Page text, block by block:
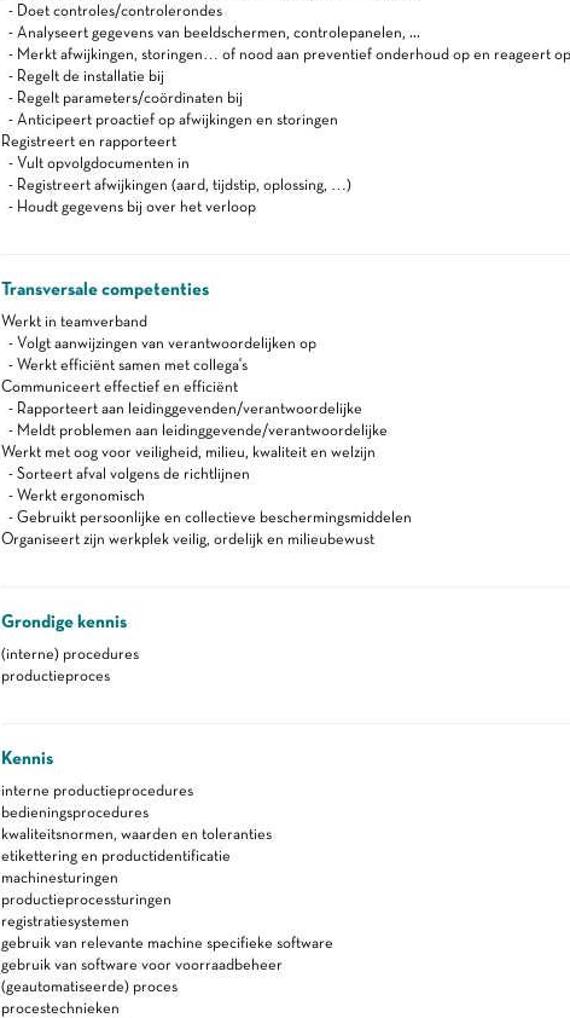
- Doet controles/controlerondes
- Analyseert gegevens van beeldschermen, controlepanelen, ...
- Merkt afwijkingen, storingen… of nood aan preventief onderhoud op en reageert
- Regelt de installatie bij
- Regelt parameters/coördinaten bij
- Anticipeert proactief op afwijkingen en storingen
Registreert en rapporteert
- Vult opvolgdocumenten in
- Registreert afwijkingen (aard, tijdstip, oplossing, …)
- Houdt gegevens bij over het verloop
Transversale competenties
Werkt in teamverband
- Volgt aanwijzingen van verantwoordelijken op
- Werkt efficiënt samen met collega's
Communiceert effectief en efficiënt
- Rapporteert aan leidinggevenden/verantwoordelijke
- Meldt problemen aan leidinggevende/verantwoordelijke
Werkt met oog voor veiligheid, milieu, kwaliteit en welzijn
- Sorteert afval volgens de richtlijnen
- Werkt ergonomisch
- Gebruikt persoonlijke en collectieve beschermingsmiddelen
Organiseert zijn werkplek veilig, ordelijk en milieubewust
Grondige kennis
(interne) procedures
productieproces
Kennis
interne productieprocedures
bedieningsprocedures
kwaliteitsnormen, waarden en toleranties
etikettering en productidentificatie
machinesturingen
productieprocessturingen
registratiesystemen
gebruik van relevante machine specifieke software
gebruik van software voor voorraadbeheer
(geautomatiseerde) proces
procestechnieken